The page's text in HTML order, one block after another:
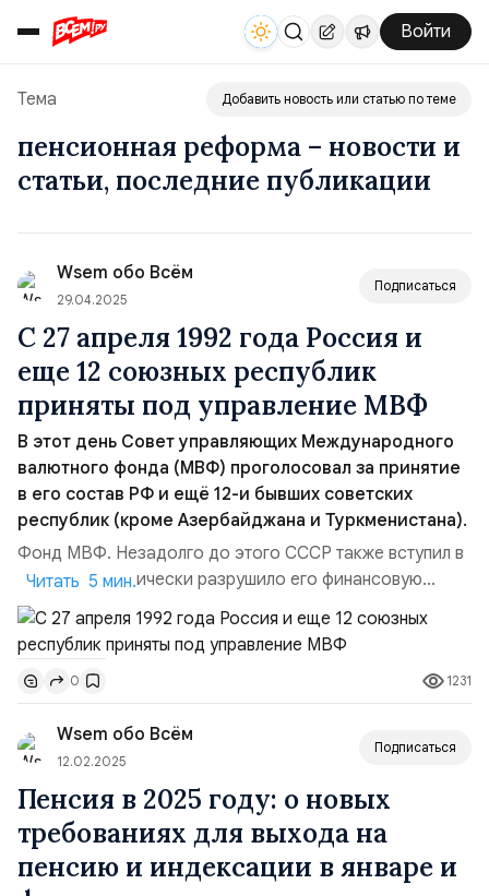
Войти
Тема Добавить новость или статью по теме
пенсионная реформа – новости и
статьи, последние публикации
Wsem обо Всём
29.04.2025
Подписаться
С 27 апреля 1992 года Россия и
еще 12 союзных республик
приняты под управление МВФ
В этот день Совет управляющих Международного
валютного фонда (МВФ) проголосовал за принятие
в его состав РФ и ещё 12-и бывших советских
республик (кроме Азербайджана и Туркменистана).
Фонд МВФ. Незадолго до этого СССР также вступил в
МВФ, что фактически разрушило его финансовую
систему, хотя формально Советский Союз ещё
оставался независимым в своей денежной политике,
так как не выполнял его «рекомендации», но это
длилось всего 3 месяца.В то время когда МВФ, как
структура мировой долларовой системы участвовал в
создании фиатных денег...
Читать 5 мин.
0 1231
Wsem обо Всём
12.02.2025
Подписаться
Пенсия в 2025 году: о новых
требованиях для выхода на
пенсию и индексации в январе и